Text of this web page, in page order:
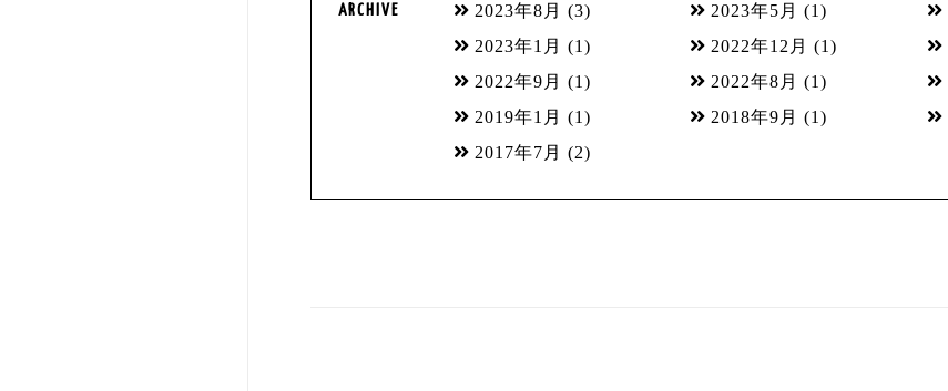
ARCHIVE
2023年8月 (3) 2023年5月 (1)
2023年1月 (1) 2022年12月 (1)
2022年9月 (1) 2022年8月 (1)
2019年1月 (1) 2018年9月 (1)
2017年7月 (2)